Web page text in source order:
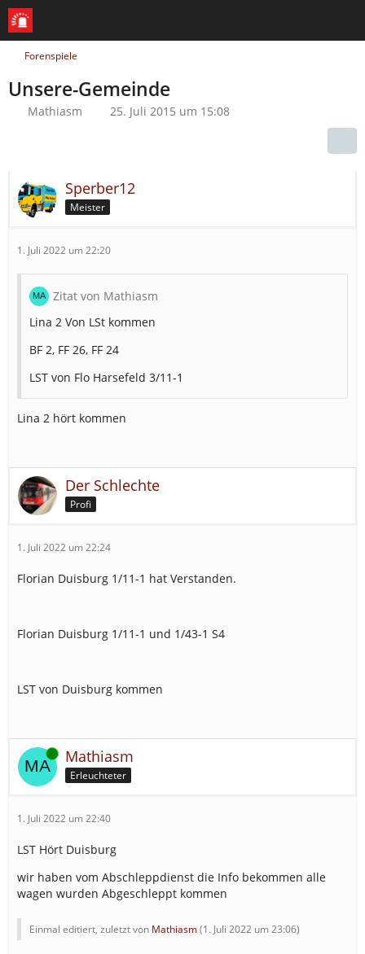
Forenspiele
Unsere-Gemeinde
Mathiasm 25. Juli 2015 um 15:08
Sperber12
Meister
1. Juli 2022 um 22:20
Zitat von Mathiasm
Lina 2 Von LSt kommen
BF 2, FF 26, FF 24
LST von Flo Harsefeld 3/11-1
Lina 2 hört kommen
Der Schlechte
Profi
1. Juli 2022 um 22:24
Florian Duisburg 1/11-1 hat Verstanden.
Florian Duisburg 1/11-1 und 1/43-1 S4
LST von Duisburg kommen
Online Mathiasm
Erleuchteter
1. Juli 2022 um 22:40
LST Hört Duisburg
wir haben vom Abschleppdienst die Info bekommen alle
wagen wurden Abgeschleppt kommen
Einmal editiert, zuletzt von Mathiasm(1. Juli 2022 um 23:06)